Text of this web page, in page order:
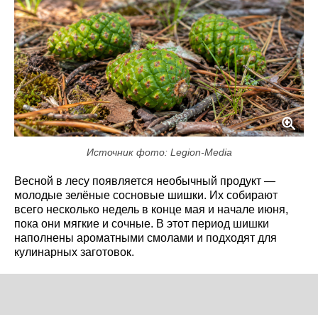
Источник фото: Legion-Media
Весной в лесу появляется необычный продукт —
молодые зелёные сосновые шишки. Их собирают
всего несколько недель в конце мая и начале июня,
пока они мягкие и сочные. В этот период шишки
наполнены ароматными смолами и подходят для
кулинарных заготовок.